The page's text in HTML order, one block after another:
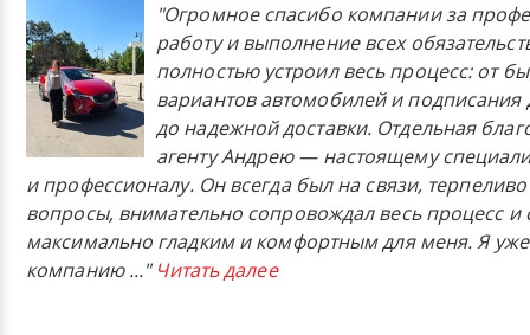
"Огромное спасибо компании за
работу и выполнение всех
полностью устроил весь процесс: от
вариантов автомобилей и подписания
до надежной доставки. Отдельная
агенту Андрею — настоящему
и профессионалу. Он всегда был на связи,
вопросы, внимательно сопровождал весь процесс и
максимально гладким и комфортным для меня. Я
компанию..." Читать далее